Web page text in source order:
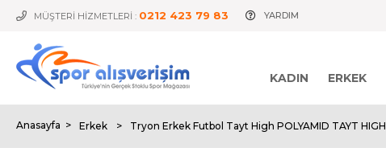
MÜŞTERİ HİZMETLERİ : 0212 423 79 83 YARDIM
KADIN ERKEK
Anasayfa > Erkek > Tryon Erkek Futbol Tayt High POLYAMID TAYT HIGH